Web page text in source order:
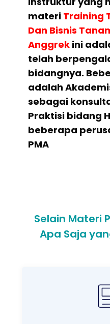
materi Training
Dan Bisnis
Anggrek ini
telah
bidangnya.
adalah
sebagai
Praktisi bidang
beberapa
PMA
Selain Materi
Apa Saja